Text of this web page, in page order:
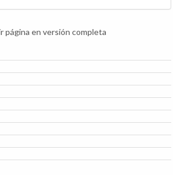
página en versión completa